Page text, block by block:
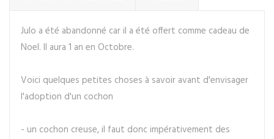
Julo a été abandonné car il a été offert comme cadeau de
Noel. Il aura 1 an en Octobre.
Voici quelques petites choses à savoir avant d'envisager
l'adoption d'un cochon
- un cochon creuse, il faut donc impérativement des